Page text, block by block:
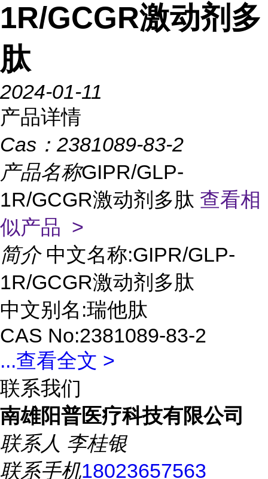
1R/GCGR激动剂多
肽
2024-01-11
产品详情
Cas： 2381089-83-2
产品名称GIPR/GLP-
1R/GCGR激动剂多肽 查看相
似产品 >
简介 中文名称:GIPR/GLP-
1R/GCGR激动剂多肽
中文别名:瑞他肽
CAS No:2381089-83-2
...查看全文 >
联系我们
南雄阳普医疗科技有限公司
联系人 李桂银
联系手机18023657563